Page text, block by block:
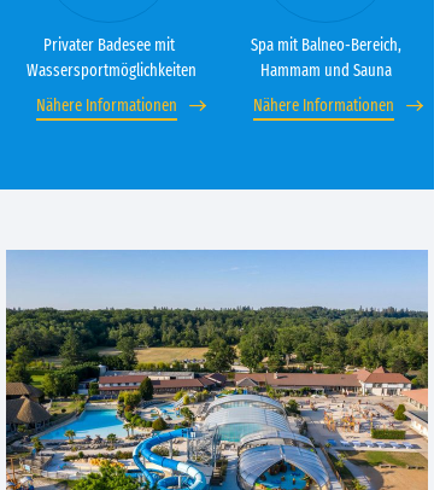
Privater Badesee mit
Wassersportmöglichkeiten
Nähere Informationen
Spa mit Balneo-Bereich,
Hammam und Sauna
Nähere Informationen